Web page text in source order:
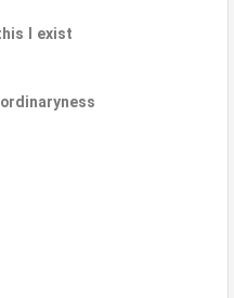
I exist